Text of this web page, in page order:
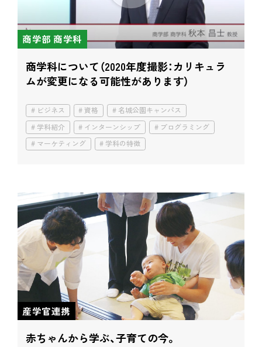
商学部 商学科
商学科について（2020年度撮影：カリキュラ
ムが変更になる可能性があります）
ビジネス 資格
名城公園キャンパス
学科紹介
インターンシップ
プログラミング
マーケティング
学科の特徴
産学官連携
赤ちゃんから学ぶ、子育ての今。